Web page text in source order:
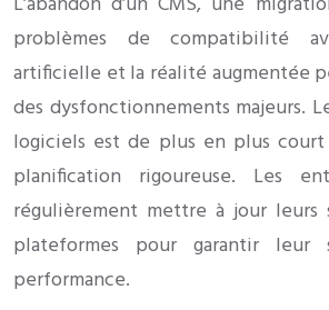
problèmes de compatibilité
artificielle et la réalité augmentée
des dysfonctionnements majeurs.
logiciels est de plus en plus
planification rigoureuse. Les
régulièrement mettre à jour leurs
plateformes pour garantir
performance.